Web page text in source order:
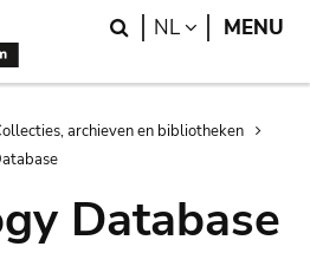
Search
NL LANGUAGE
MENU
archieven en bibliotheken
Database